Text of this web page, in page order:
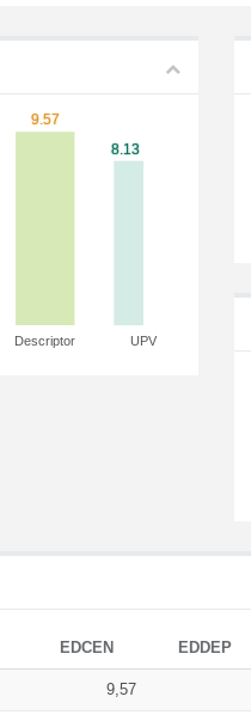
Descriptor UPV
EDCEN EDDEP
9,57